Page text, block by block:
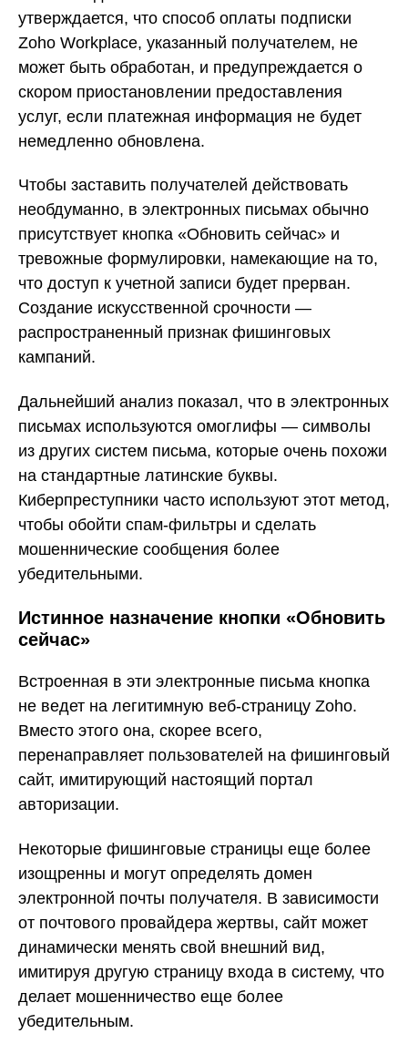
утверждается, что способ оплаты подписки
Zoho Workplace, указанный получателем, не
может быть обработан, и предупреждается о
скором приостановлении предоставления
услуг, если платежная информация не будет
немедленно обновлена.
Чтобы заставить получателей действовать
необдуманно, в электронных письмах обычно
присутствует кнопка «Обновить сейчас» и
тревожные формулировки, намекающие на то,
что доступ к учетной записи будет прерван.
Создание искусственной срочности —
распространенный признак фишинговых
кампаний.
Дальнейший анализ показал, что в электронных
письмах используются омоглифы — символы
из других систем письма, которые очень похожи
на стандартные латинские буквы.
Киберпреступники часто используют этот метод,
чтобы обойти спам-фильтры и сделать
мошеннические сообщения более
убедительными.
Истинное назначение кнопки «Обновить
сейчас»
Встроенная в эти электронные письма кнопка
не ведет на легитимную веб-страницу Zoho.
Вместо этого она, скорее всего,
перенаправляет пользователей на фишинговый
сайт, имитирующий настоящий портал
авторизации.
Некоторые фишинговые страницы еще более
изощренны и могут определять домен
электронной почты получателя. В зависимости
от почтового провайдера жертвы, сайт может
динамически менять свой внешний вид,
имитируя другую страницу входа в систему, что
делает мошенничество еще более
убедительным.